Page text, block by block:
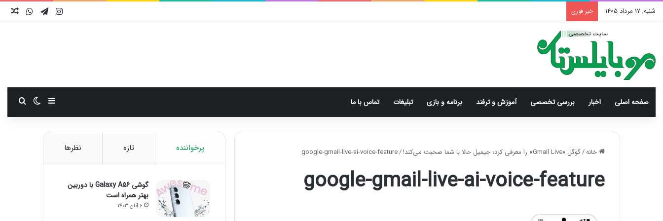
شنبه, 17 مرداد 1405 خبر فوری اینستاگرام
تلگرام واتس
صفحه اصلی اخبار بررسی‌ تخصصی آموزش و ترفند برنامه و بازی تبلیغات تماس با ما سایدبارتغییر
خانه/گوگل «Gmail Live» را معرفی کرد؛ جیمیل حالا با شما صحبت می‌کند! /
google-gmail-live-ai-voice-feature
google-gmail-live-ai-voice-feature
پرخواننده تازه نظرها
گوشی Galaxy A56 با دوربین
بهتر همراه است
6 آبان 1403